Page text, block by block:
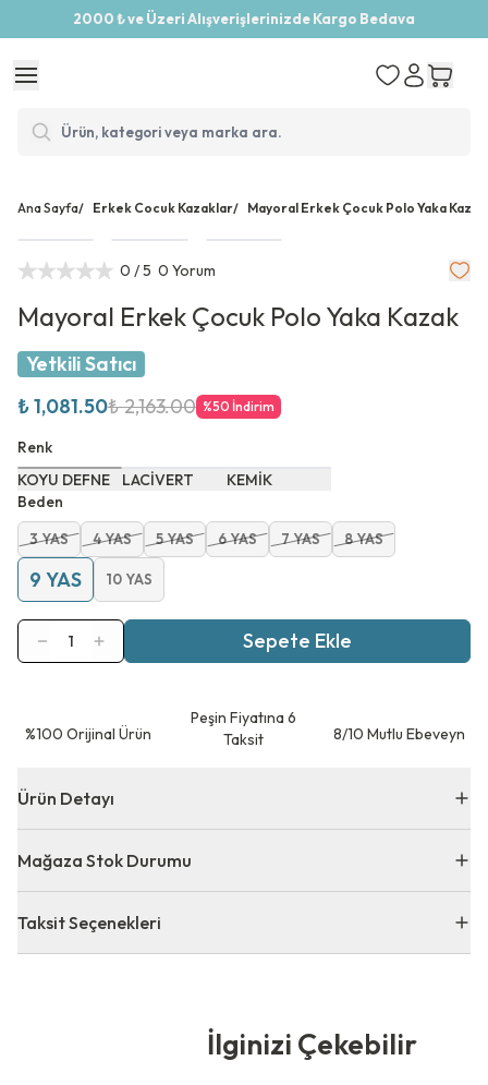
2000 ₺ ve Üzeri Alışverişlerinizde Kargo Bedava
Ana Sayfa/ Erkek Cocuk Kazaklar/ Mayoral Erkek Çocuk Polo Yaka Kazak
0 / 5 0 Yorum
Mayoral Erkek Çocuk Polo Yaka Kazak
Yetkili Satıcı
₺ 1,081.50₺ 2,163.00 %50 İndirim
Renk
KOYU DEFNE
LACİVERT
KEMİK
Beden
3 YAS 4 YAS 5 YAS 6 YAS 7 YAS 8 YAS
9 YAS 10 YAS
1 Sepete Ekle
⁠%100 Orijinal Ürün
Peşin Fiyatına 6
Taksit
8/10 Mutlu Ebeveyn
Ürün Detayı
Mağaza Stok Durumu
Taksit Seçenekleri
İlginizi Çekebilir